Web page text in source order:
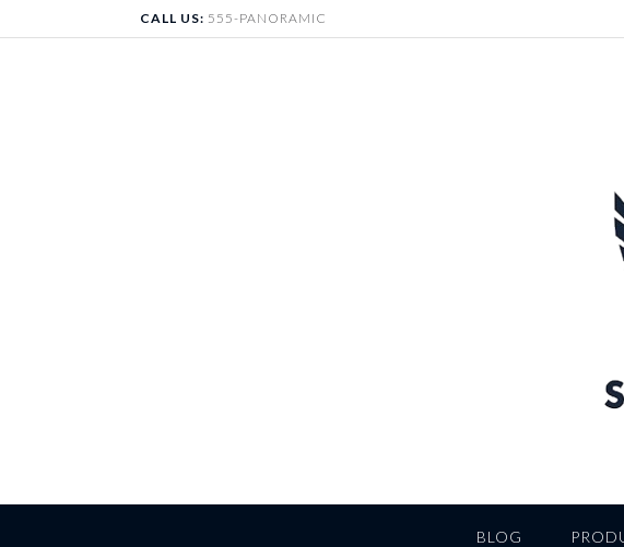
to
CALL US: 555-PANORAMIC
BLOG